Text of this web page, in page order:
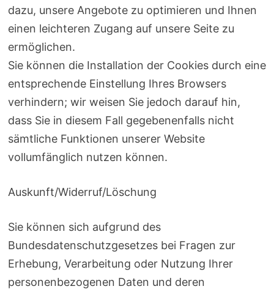
dazu, unsere Angebote zu optimieren und Ihnen
einen leichteren Zugang auf unsere Seite zu
ermöglichen.
Sie können die Installation der Cookies durch eine
entsprechende Einstellung Ihres Browsers
verhindern; wir weisen Sie jedoch darauf hin,
dass Sie in diesem Fall gegebenenfalls nicht
sämtliche Funktionen unserer Website
vollumfänglich nutzen können.
Auskunft/Widerruf/Löschung
Sie können sich aufgrund des
Bundesdatenschutzgesetzes bei Fragen zur
Erhebung, Verarbeitung oder Nutzung Ihrer
personenbezogenen Daten und deren